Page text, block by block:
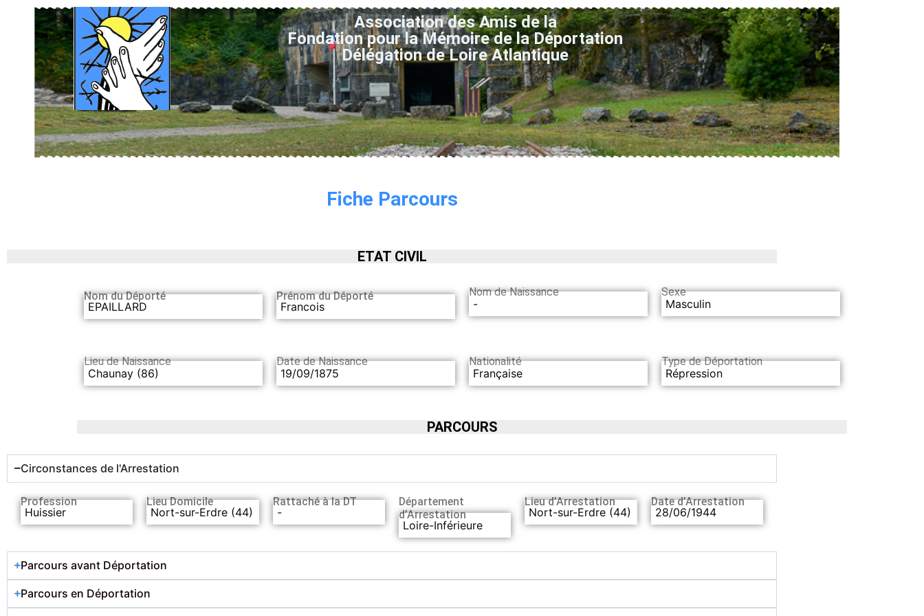
Association des Amis de la
Fondation pour la Mémoire de la Déportation
Délégation de Loire Atlantique
Fiche Parcours
ETAT CIVIL
Nom du Déporté
EPAILLARD
Prénom du Déporté
Francois
Nom de Naissance
-
Sexe
Masculin
Lieu de Naissance
Chaunay (86)
Date de Naissance
19/09/1875
Nationalité
Française
Type de Déportation
Répression
PARCOURS
Circonstances de l'Arrestation
Profession
Huissier
Lieu Domicile
Nort-sur-Erdre (44)
Rattaché à la DT
-
Département
d’Arrestation
Loire-Inférieure
Lieu d’Arrestation
Nort-sur-Erdre (44)
Date d’Arrestation
28/06/1944
Parcours avant Déportation
Parcours en Déportation